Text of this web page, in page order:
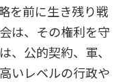
を前に生き残り戦
は、その権利を守
、公的契約、軍、
いレベルの行政や